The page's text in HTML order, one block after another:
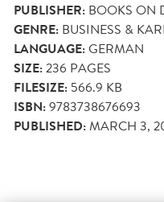
PUBLISHER: BOOKS ON
GENRE: BUSINESS &
LANGUAGE:GERMAN
SIZE:236 PAGES
FILESIZE: 566.9 KB
ISBN:9783738676693
PUBLISHED:MARCH 3,